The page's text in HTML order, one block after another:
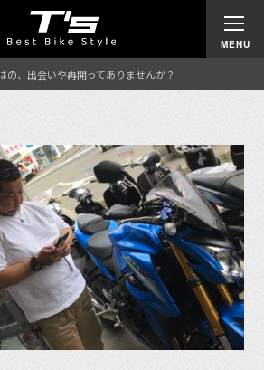
の、出会いや再開ってありませんか？